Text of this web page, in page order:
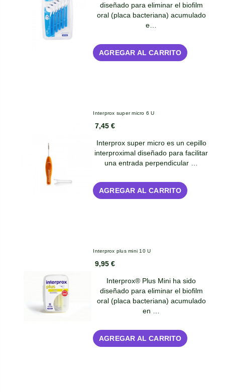
diseñado para eliminar el biofilm
oral (placa bacteriana) acumulado
e…
AGREGAR AL CARRITO
Interprox super micro 6 U
7,45 €
Interprox super micro es un cepillo
interproximal diseñado para facilitar
una entrada perpendicular …
AGREGAR AL CARRITO
Interprox plus mini 10 U
9,95 €
Interprox® Plus Mini ha sido
diseñado para eliminar el biofilm
oral (placa bacteriana) acumulado
en …
AGREGAR AL CARRITO